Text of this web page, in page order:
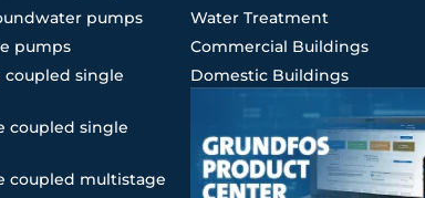
pumps
pumps
coupled single
coupled single
coupled multistage
Water Treatment
Commercial Buildings
Domestic Buildings